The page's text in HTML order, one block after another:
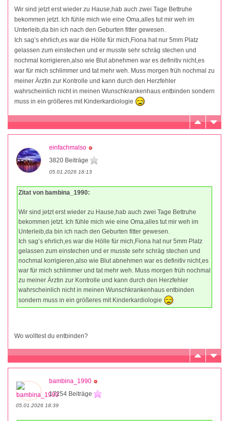
Wir sind jetzt erst wieder zu Hause,hab auch zwei Tage Bettruhe
bekommen jetzt. Ich fühle mich wie eine Oma,alles tut mir weh im
Unterleib,da bin ich nach den Geburten fitter gewesen.
Ich sag’s ehrlich,es war die Hölle für mich,Fiona hat nur 5mm Platz
gelassen zum einstechen und er musste sehr schräg stechen und
nochmal korrigieren,also wie Blut abnehmen war es definitiv nicht,es
war für mich schlimmer und tat mehr weh. Muss morgen früh nochmal zu
meiner Ärztin zur Kontrolle und kann durch den Herzfehler
wahrscheinlich nicht in meinen Wunschkrankenhaus entbinden sondern
muss in ein größeres mit Kinderkardiologie
einfachmalso
3820 Beiträge
05.01.2026 18:13
Zitat von bambina_1990:
Wir sind jetzt erst wieder zu Hause,hab auch zwei Tage Bettruhe
bekommen jetzt. Ich fühle mich wie eine Oma,alles tut mir weh im
Unterleib,da bin ich nach den Geburten fitter gewesen.
Ich sag’s ehrlich,es war die Hölle für mich,Fiona hat nur 5mm Platz
gelassen zum einstechen und er musste sehr schräg stechen und
nochmal korrigieren,also wie Blut abnehmen war es definitiv nicht,es
war für mich schlimmer und tat mehr weh. Muss morgen früh nochmal
zu meiner Ärztin zur Kontrolle und kann durch den Herzfehler
wahrscheinlich nicht in meinen Wunschkrankenhaus entbinden
sondern muss in ein größeres mit Kinderkardiologie
Wo wolltest du entbinden?
bambina_1990
17254 Beiträge
05.01.2026 18:39